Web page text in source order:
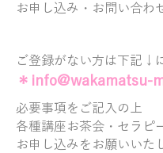
お申し込み・お問い合わ
ご登録がない方は下記↓
＊info@wakamatsu-
必要事項をご記入の上
各種講座お茶会・セラピ
お申し込みをお願いいた